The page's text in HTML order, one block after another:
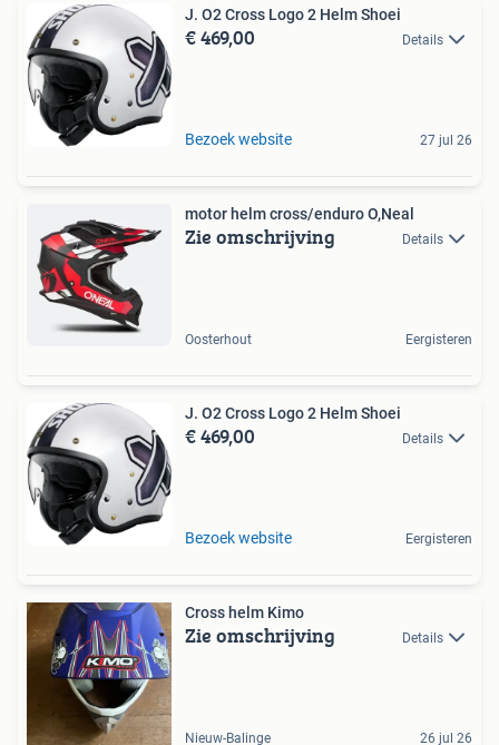
J. O2 Cross Logo 2 Helm Shoei
€ 469,00 Details
Bezoek website 27 jul 26
motor helm cross/enduro O,Neal
Zie omschrijving Details
Oosterhout Eergisteren
J. O2 Cross Logo 2 Helm Shoei
€ 469,00 Details
Bezoek website Eergisteren
Cross helm Kimo
Zie omschrijving Details
Nieuw-Balinge 26 jul 26